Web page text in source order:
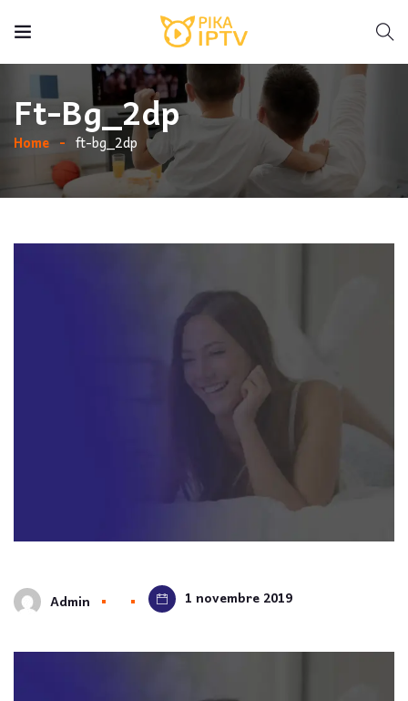
Ft-Bg_2dp
Home ft-bg_2dp
Admin 1 novembre 2019